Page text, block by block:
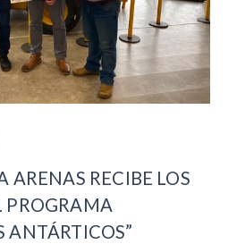
RECIBE LOS
PROGRAMA
ANTÁRTICOS”